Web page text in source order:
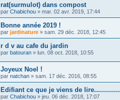
rat(surmulot) dans compost
par Chabichou » mar. 02 avr. 2019, 17:44
Bonne année 2019 !
par jardinature » sam. 29 déc. 2018, 12:45
r d v au cafe du jardin
par batouran » lun. 08 oct. 2018, 10:55
Joyeux Noel !
par natchan » sam. 17 déc. 2016, 08:55
Edifiant ce que je viens de lire.............
par Chabichou » jeu. 06 déc. 2018, 17:07